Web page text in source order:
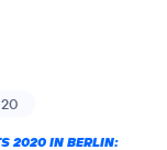
2020 IN BERLIN: